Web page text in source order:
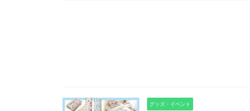
グッズ・イベント